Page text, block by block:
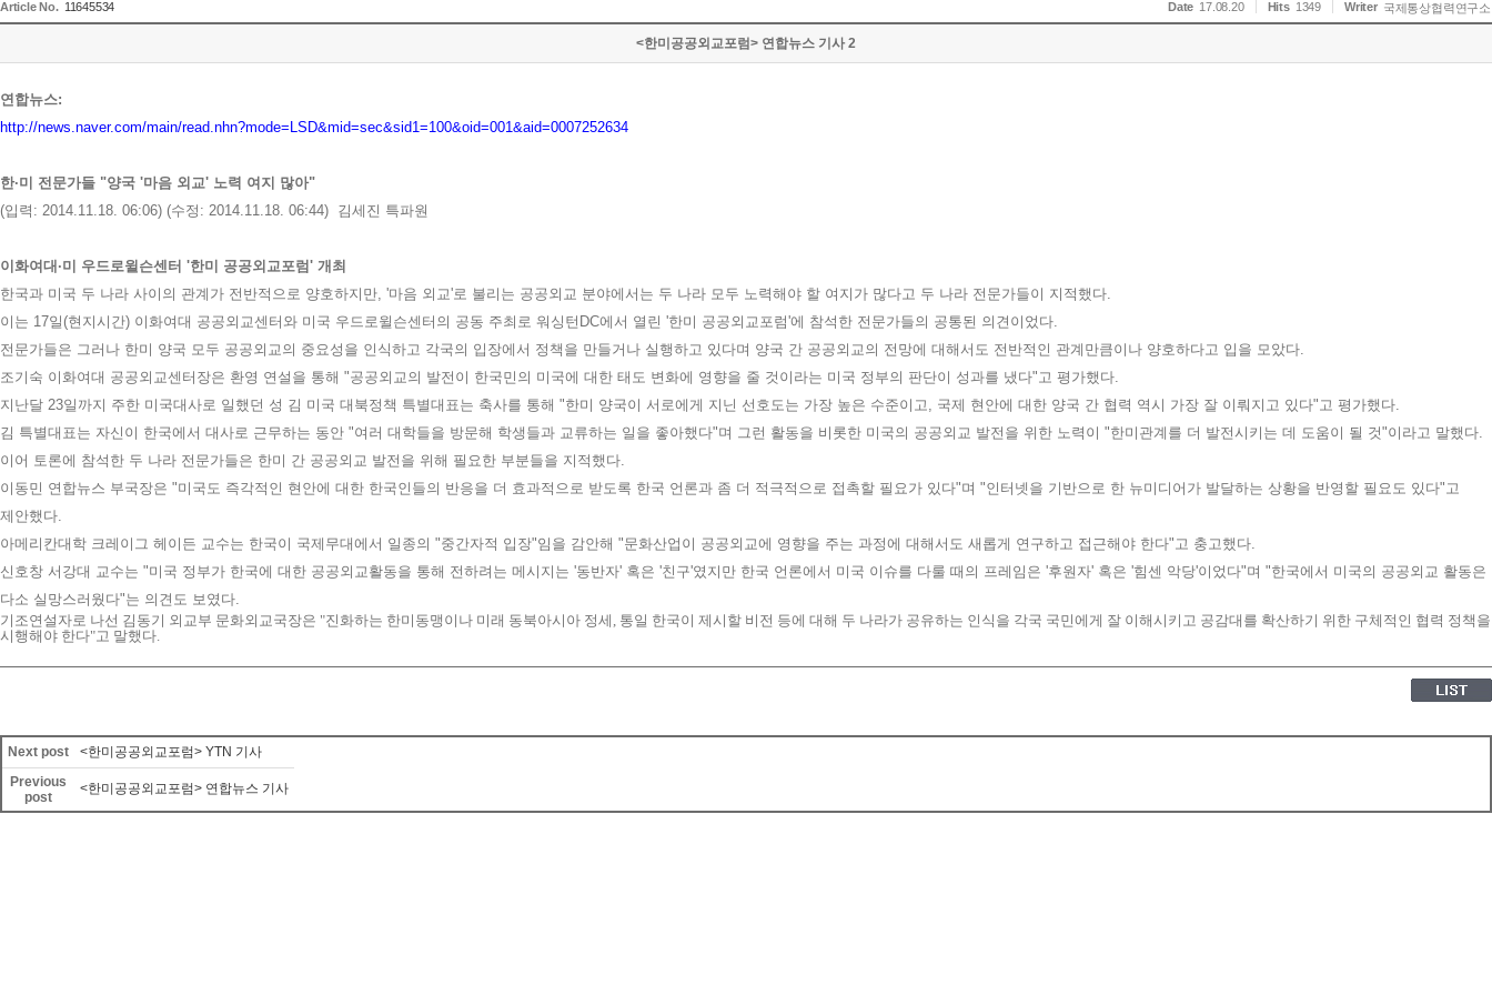
Article No. 11645534 Date 17.08.20 Hits 1349 Writer 국제통상협력연구소
<한미공공외교포럼> 연합뉴스 기사 2
연합뉴스:
http://news.naver.com/main/read.nhn?mode=LSD&mid=sec&sid1=100&oid=001&aid=0007252634
한·미 전문가들 "양국 '마음 외교' 노력 여지 많아"
(입력 : 2014.11.18. 06:06) (수정 : 2014.11.18. 06:44) 김세진 특파원
이화여대 ·미 우드로윌슨센터 '한미 공공외교포럼 ' 개최
한국과 미국 두 나라 사이의 관계가 전반적으로 양호하지만, '마음 외교'로 불리는 공공외교 분야에서는 두 나라 모두 노력해야 할 여지가 많다고 두 나라 전문가들이 지적했다.
이는 17일(현지시간) 이화여대 공공외교센터와 미국 우드로윌슨센터의 공동 주최로 워싱턴 DC에서 열린 '한미 공공외교포럼'에 참석한 전문가들의 공통된 의견이었다.
전문가들은 그러나 한미 양국 모두 공공외교의 중요성을 인식하고 각국의 입장에서 정책을 만들거나 실행하고 있다며 양국 간 공공외교의 전망에 대해서도 전반적인 관계만큼이나 양호하다고 입을 모았다.
조기숙 이화여대 공공외교센터장은 환영 연설을 통해 "공공외교의 발전이 한국민의 미국에 대한 태도 변화에 영향을 줄 것이라는 미국 정부의 판단이 성과를 냈다"고 평가했다.
지난달 23일까지 주한 미국대사로 일했던 성 김 미국 대북정책 특별대표는 축사를 통해 "한미 양국이 서로에게 지닌 선호도는 가장 높은 수준이고, 국제 현안에 대한 양국 간 협력 역시 가장 잘 이뤄지고 있다"고 평가했다.
김 특별대표는 자신이 한국에서 대사로 근무하는 동안 "여러 대학들을 방문해 학생들과 교류하는 일을 좋아했다"며 그런 활동을 비롯한 미국의 공공외교 발전을 위한 노력이 "한미관계를 더 발전시키는 데 도움이 될 것"이라고 말했다.
이어 토론에 참석한 두 나라 전문가들은 한미 간 공공외교 발전을 위해 필요한 부분들을 지적했다.
이동민 연합뉴스 부국장은 "미국도 즉각적인 현안에 대한 한국인들의 반응을 더 효과적으로 받도록 한국 언론과 좀 더 적극적으로 접촉할 필요가 있다"며 "인터넷을 기반으로 한 뉴미디어가 발달하는 상황을 반영할 필요도 있다"고
제안했다.
아메리칸대학 크레이그 헤이든 교수는 한국이 국제무대에서 일종의 "중간자적 입장"임을 감안해 "문화산업이 공공외교에 영향을 주는 과정에 대해서도 새롭게 연구하고 접근해야 한다"고 충고했다.
신호창 서강대 교수는 "미국 정부가 한국에 대한 공공외교활동을 통해 전하려는 메시지는 '동반자' 혹은 '친구'였지만 한국 언론에서 미국 이슈를 다룰 때의 프레임은 '후원자' 혹은 '힘센 악당'이었다"며 "한국에서 미국의 공공외교 활동은
다소 실망스러웠다"는 의견도 보였다.
기조연설자로 나선 김동기 외교부 문화외교국장은 "진화하는 한미동맹이나 미래 동북아시아 정세 , 통일 한국이 제시할 비전 등에 대해 두 나라가 공유하는 인식을 각국 국민에게 잘 이해시키고 공감대를 확산하기 위한 구체적인 협력 정책을
시행해야 한다"고 말했다.
Next post
<한미공공외교포럼> YTN 기사
Previous
post
<한미공공외교포럼> 연합뉴스 기사